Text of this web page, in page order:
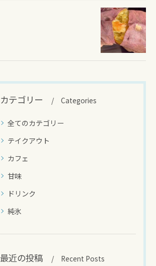
カテゴリー Categories
全てのカテゴリー
テイクアウト
カフェ
甘味
ドリンク
純氷
最近の投稿 Recent Posts